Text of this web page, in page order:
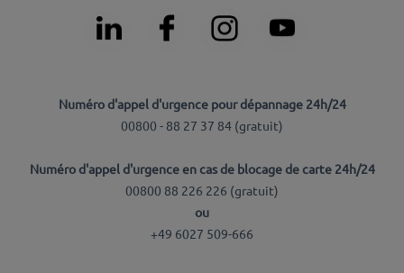
Numéro d'appel d'urgence pour dépannage 24h/24
00800 - 88 27 37 84 (gratuit)
Numéro d'appel d'urgence en cas de blocage de carte 24h/24
00800 88 226 226 (gratuit)
ou
+49 6027 509-666